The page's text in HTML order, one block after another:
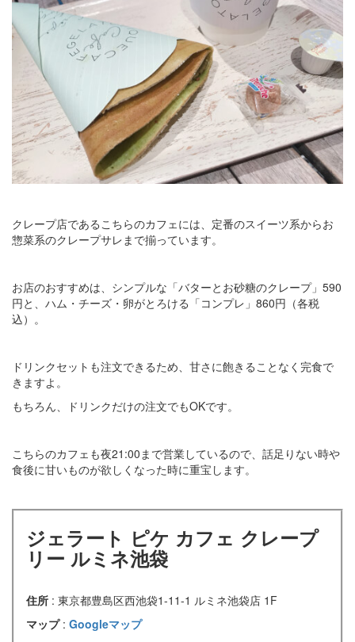
クレープ店であるこちらのカフェには、定番のスイーツ系からお
惣菜系のクレープサレまで揃っています。
お店のおすすめは、シンプルな「バターとお砂糖のクレープ」590
円と、ハム・チーズ・卵がとろける「コンプレ」860円（各税
込）。
ドリンクセットも注文できるため、甘さに飽きることなく完食で
きますよ。
もちろん、ドリンクだけの注文でもOKです。
こちらのカフェも夜21:00まで営業しているので、話足りない時や
食後に甘いものが欲しくなった時に重宝します。
ジェラート ピケ カフェ クレープ
リー ルミネ池袋
住所 : 東京都豊島区西池袋1-11-1 ルミネ池袋店 1F
マップ : Googleマップ